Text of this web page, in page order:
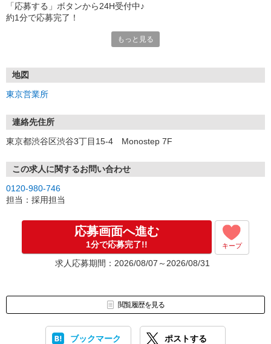
「応募する」ボタンから24H受付中♪
約1分で応募完了！
①応募から3営業日を目安に、メールorお電話でご連絡します。
★スマホでWEB面接（LINEなど）・出張面接・事務所面接と選べま
す
③面接実施（履歴書不要）
※ご希望があれば、職場見学の調整もOKです！
お気軽にご応募ください♪
もっと見る
地図
東京営業所
連絡先住所
東京都渋谷区渋谷3丁目15-4 Monostep 7F
この求人に関するお問い合わせ
0120-980-746
担当：採用担当
応募画面へ進む
1分で応募完了!! キープ
求人応募期間：2026/08/07～2026/08/31
閲覧履歴を見る
ブックマーク ポストする